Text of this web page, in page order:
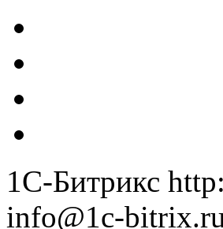
1С-Битрикс
info@1c-bitrix.ru